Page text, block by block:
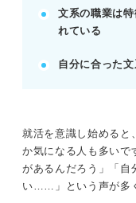
が重要です。
OB/OG訪問や
POINT：自己
記事の該当
文系の職業
て合うもの
文系の職業
文系の職業は
れている
自分に合った
就活を意識し始めると
か気になる人も多いで
があるんだろう」「自
い……」という声が多